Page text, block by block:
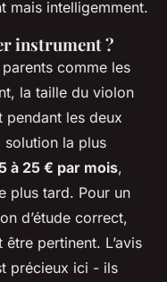
mais intelligemment.
instrument ?
comme les
la taille du violon
pendant les deux
solution la plus
à 25 € par mois,
plus tard. Pour un
d’étude correct,
être pertinent. L’avis
précieux ici - ils